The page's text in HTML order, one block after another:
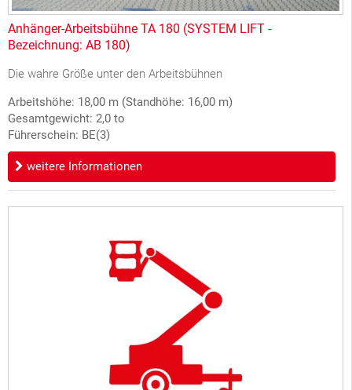
Anhänger-Arbeitsbühne TA 180 (SYSTEM LIFT -
Bezeichnung: AB 180)
Die wahre Größe unter den Arbeitsbühnen
Arbeitshöhe: 18,00 m (Standhöhe: 16,00 m)
Gesamtgewicht: 2,0 to
Führerschein: BE(3)
weitere Informationen